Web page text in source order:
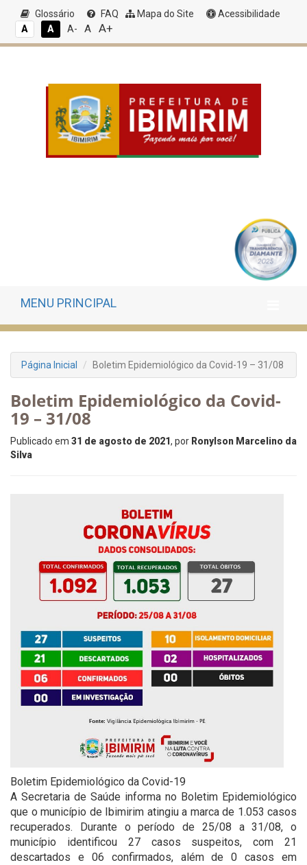
Glossário FAQ Mapa do Site
Acessibilidade
A
A A- A A+
MENU PRINCIPAL
Página Inicial Boletim Epidemiológico da Covid-19 – 31/08
Boletim Epidemiológico da Covid-
19 – 31/08
Publicado em 31 de agosto de 2021, por Ronylson Marcelino da
Silva
Boletim Epidemiológico da Covid-19
A Secretaria de Saúde informa no Boletim Epidemiológico
que o município de Ibimirim atingiu a marca de 1.053 casos
recuperados. Durante o período de 25/08 a 31/08, o
município identificou 27 casos suspeitos, com 21
descartados e 06 confirmados, além de 0 casos em